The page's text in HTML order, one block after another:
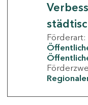
Förderart: